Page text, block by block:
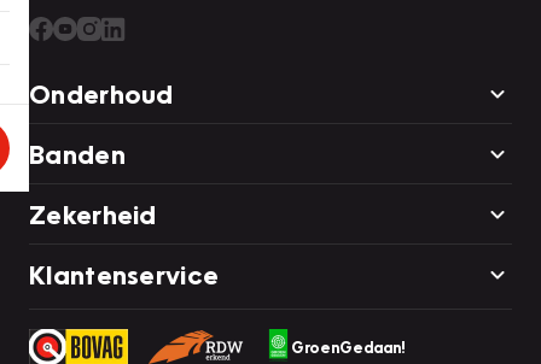
Onderhoud
Banden
Zekerheid
Klantenservice
GroenGedaan!